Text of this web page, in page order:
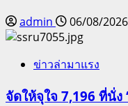
admin 06/08/2026
ข่าวล่ามาแรง
จัดให้จุใจ 7,196 ที่นั่ง